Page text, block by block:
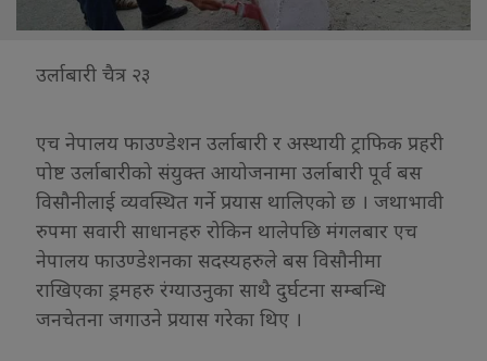
उर्लाबारी चैत्र २३
एच नेपालय फाउण्डेशन उर्लाबारी र अस्थायी ट्राफिक प्रहरी
पोष्ट उर्लाबारीको संयुक्त आयोजनामा उर्लाबारी पूर्व बस
विसौनीलाई व्यवस्थित गर्ने प्रयास थालिएको छ । जथाभावी
रुपमा सवारी साधानहरु रोकिन थालेपछि मंगलबार एच
नेपालय फाउण्डेशनका सदस्यहरुले बस विसौनीमा
राखिएका ड्रमहरु रंग्याउनुका साथै दुर्घटना सम्बन्धि
जनचेतना जगाउने प्रयास गरेका थिए ।